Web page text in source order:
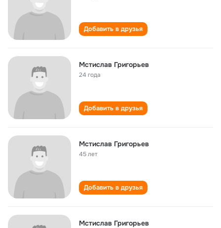
Добавить в друзья
Мстислав Григорьев
24 года
Добавить в друзья
Мстислав Григорьев
45 лет
Добавить в друзья
Мстислав Григорьев